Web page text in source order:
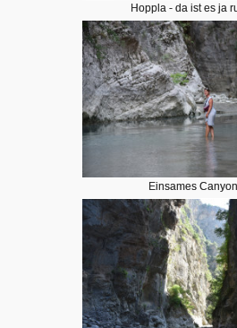
Hoppla - da ist es ja
Einsames